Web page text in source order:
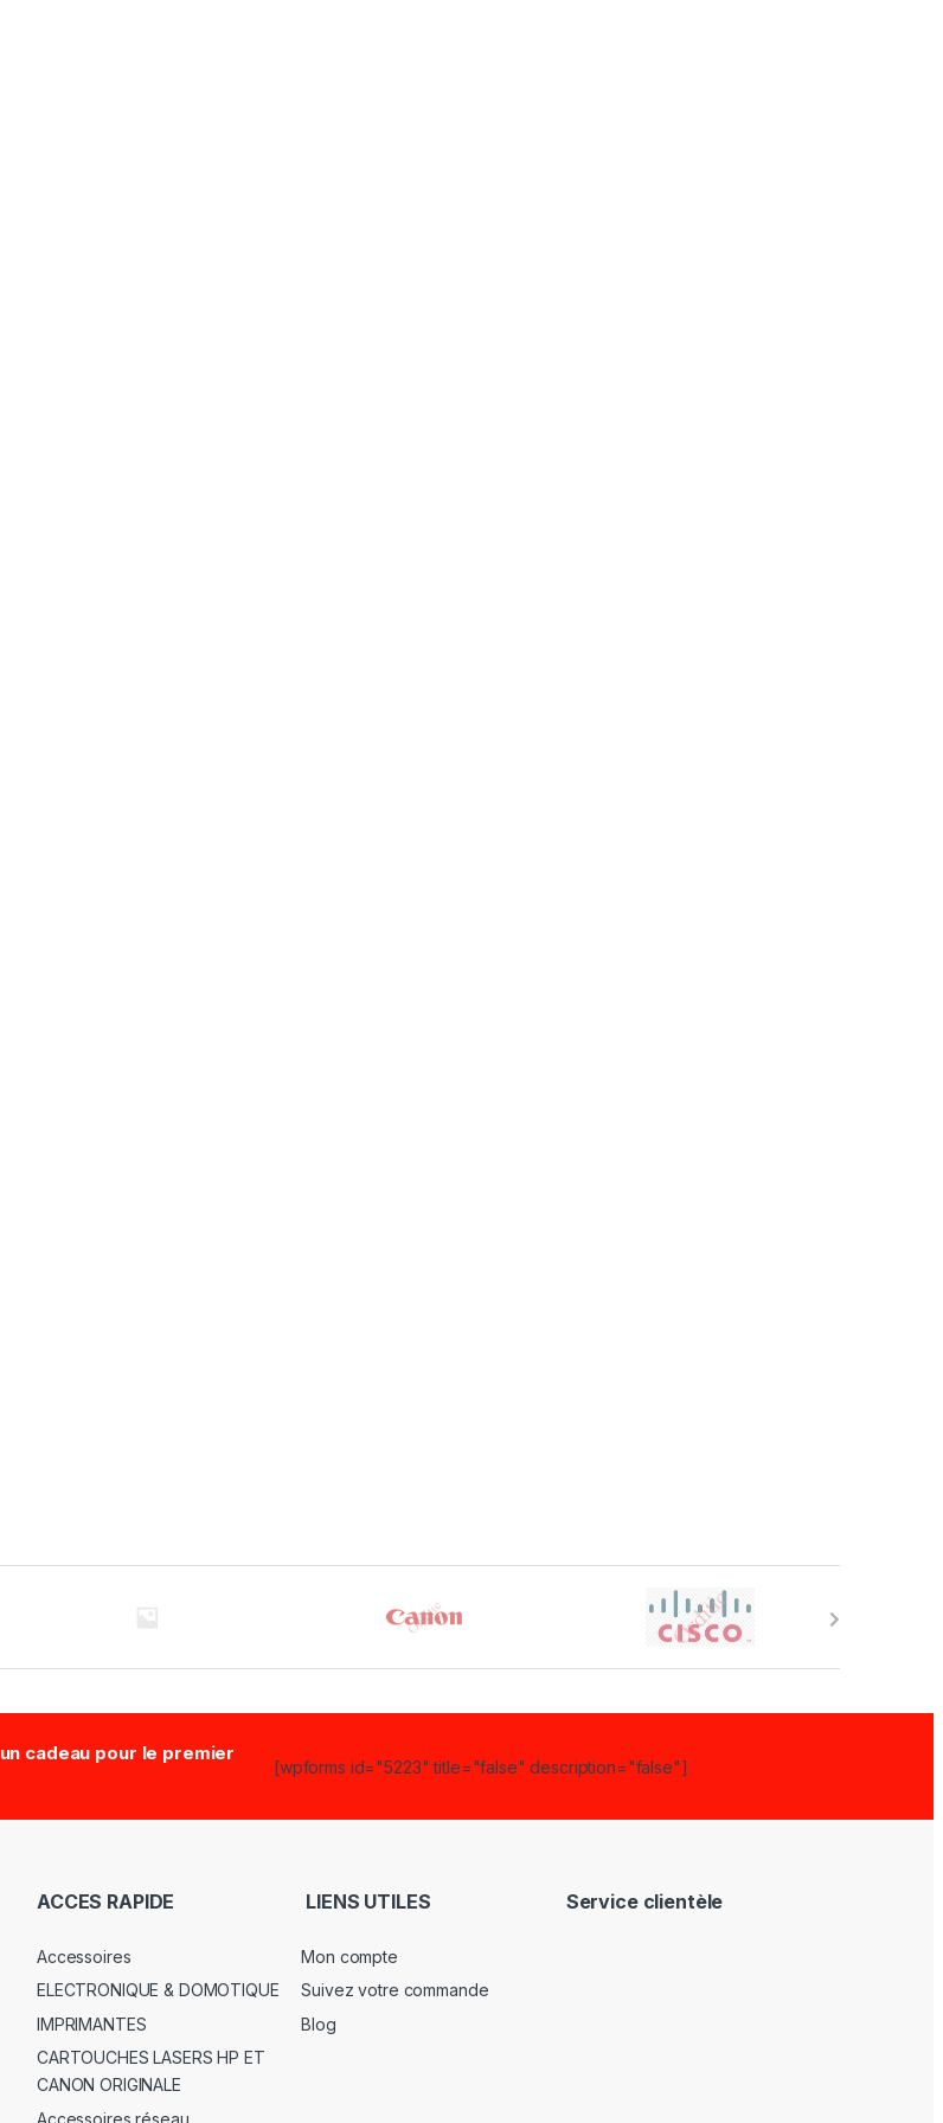
un cadeau pour le premier
[wpforms id="5223" title="false" description="false"]
ACCES RAPIDE
Accessoires
ELECTRONIQUE & DOMOTIQUE
IMPRIMANTES
CARTOUCHES LASERS HP ET
CANON ORIGINALE
Accessoires réseau
LIENS UTILES
Mon compte
Suivez votre commande
Blog
Service clientèle